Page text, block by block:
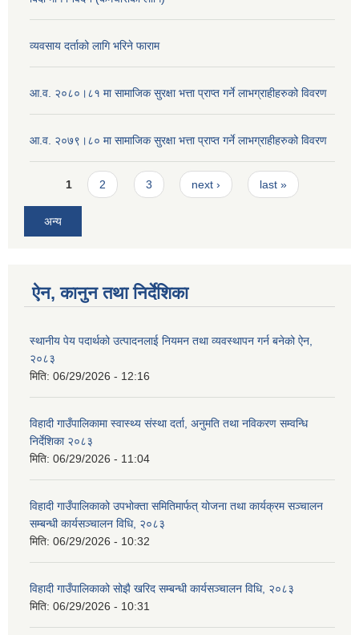
व्यवसाय दर्ताको लागि भरिने फाराम
आ.व. २०८०।८१ मा सामाजिक सुरक्षा भत्ता प्राप्त गर्ने लाभग्राहीहरुको विवरण
आ.व. २०७९।८० मा सामाजिक सुरक्षा भत्ता प्राप्त गर्ने लाभग्राहीहरुको विवरण
Pages
1 2 3 next › last »
अन्य
ऐन, कानुन तथा निर्देशिका
स्थानीय पेय पदार्थको उत्पादनलाई नियमन तथा व्यवस्थापन गर्न बनेको ऐन,
२०८३
मिति: 06/29/2026 - 12:16
विहादी गाउँपालिकामा स्वास्थ्य संस्था दर्ता, अनुमति तथा नविकरण सम्वन्धि
निर्देशिका २०८३
मिति: 06/29/2026 - 11:04
विहादी गाउँपालिकाको उपभोक्ता समितिमार्फत् योजना तथा कार्यक्रम सञ्चालन
सम्बन्धी कार्यसञ्चालन विधि, २०८३
मिति: 06/29/2026 - 10:32
विहादी गाउँपालिकाको सोझै खरिद सम्बन्धी कार्यसञ्चालन विधि, २०८३
मिति: 06/29/2026 - 10:31